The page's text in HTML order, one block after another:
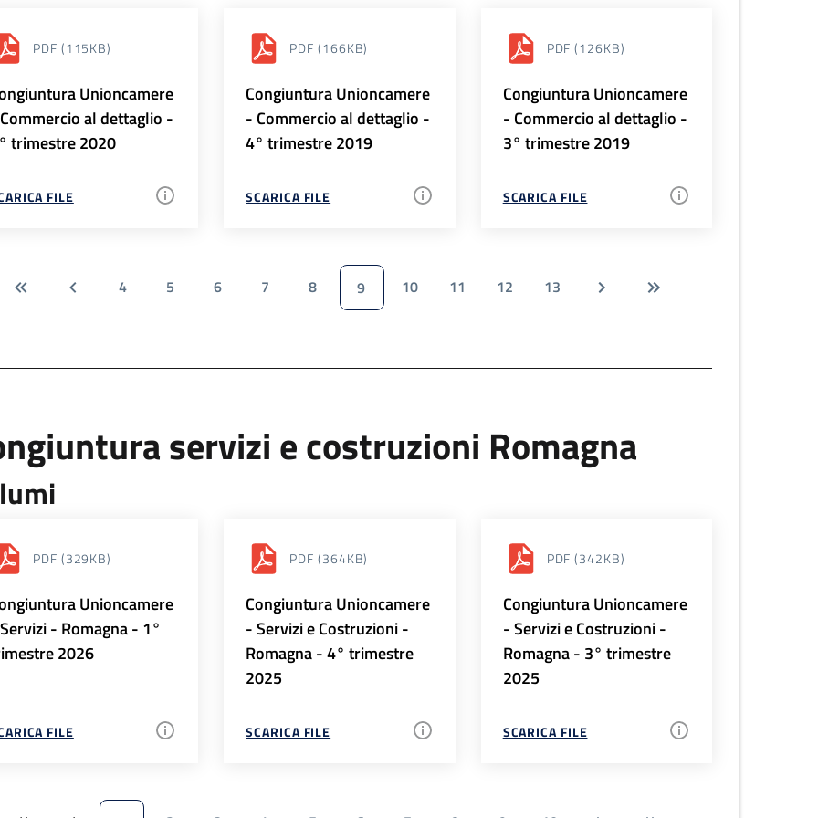
PDF (115KB)
Unioncamere
al dettaglio -
trimestre 2020
FILE
PDF (166KB)
Congiuntura Unioncamere
- Commercio al dettaglio -
4° trimestre 2019
SCARICA FILE
PDF (126KB)
Congiuntura Unioncamere
- Commercio al dettaglio -
3° trimestre 2019
SCARICA FILE
4 5 6 7 8 9 10 11 12 13
servizi e costruzioni Romagna
PDF (329KB)
Unioncamere
- Romagna - 1°
2026
FILE
PDF (364KB)
Congiuntura Unioncamere
- Servizi e Costruzioni -
Romagna - 4° trimestre
2025
SCARICA FILE
PDF (342KB)
Congiuntura Unioncamere
- Servizi e Costruzioni -
Romagna - 3° trimestre
2025
SCARICA FILE